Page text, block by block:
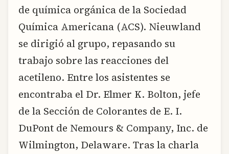
de química orgánica de la Sociedad
Química Americana (ACS). Nieuwland
se dirigió al grupo, repasando su
trabajo sobre las reacciones del
acetileno. Entre los asistentes se
encontraba el Dr. Elmer K. Bolton, jefe
de la Sección de Colorantes de E. I.
DuPont de Nemours & Company, Inc. de
Wilmington, Delaware. Tras la charla